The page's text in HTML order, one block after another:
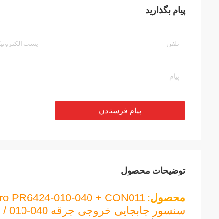
پیام بگذارید
پیام فرستادن
توضیحات محصول
محصول: PR6424-010-040 + CON011
سنسور جابجایی خروجی جرقه PR6424 / 010-040